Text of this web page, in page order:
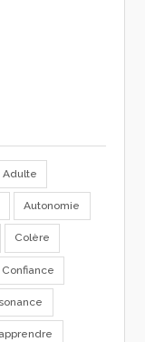
Adulte
Autonomie
Colère
Confiance